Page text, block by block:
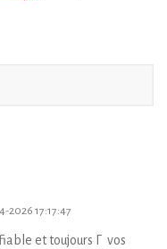
2026 17:17:47
et toujours Г vos